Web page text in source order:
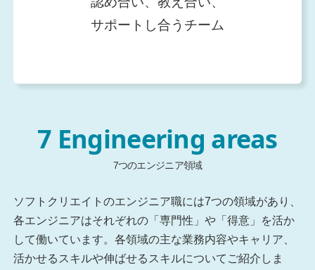
サポートし合うチーム
7 Engineering areas
7つのエンジニア領域
ソフトクリエイトのエンジニア職には7つの領域があり、
各エンジニアはそれぞれの「専門性」や「得意」を活か
して働いています。各領域の主な業務内容やキャリア、
活かせるスキルや伸ばせるスキルについてご紹介しま